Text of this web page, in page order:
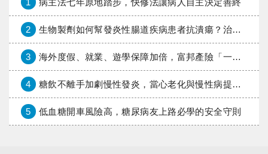
1 病主法七年原地踏步，快修法讓病人自主決定善終
2 生物製劑如何幫發炎性腸道疾病患者抗潰瘍？治療進展與健保給付困境一次看
3 海外度假、就業、遊學保障加倍，富邦產險「一期逐夢」專案加碼遠距醫療與緊急救援
4 糖飲不離手加劇慢性發炎，當心老化與慢性病提早報到
5 低血糖開車風險高，糖尿病友上路必學的安全守則